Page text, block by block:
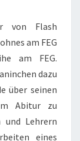
von Flash
am FEG
am FEG.
dazu
über seinen
Abitur zu
Lehrern
eines